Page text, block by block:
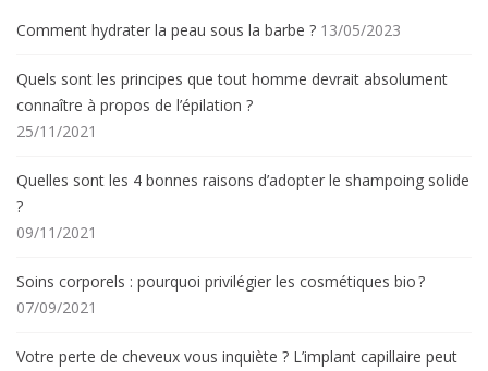
Comment hydrater la peau sous la barbe ? 13/05/2023
Quels sont les principes que tout homme devrait absolument
connaître à propos de l’épilation ?
25/11/2021
Quelles sont les 4 bonnes raisons d’adopter le shampoing solide
?
09/11/2021
Soins corporels : pourquoi privilégier les cosmétiques bio ?
07/09/2021
Votre perte de cheveux vous inquiète ? L’implant capillaire peut